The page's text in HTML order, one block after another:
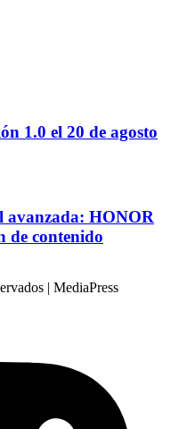
1.0 el 20 de agosto
avanzada: HONOR
de contenido
| MediaPress